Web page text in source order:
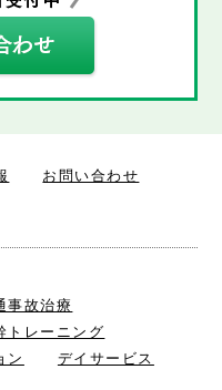
お問い合わせ
事故治療
トレーニング
ン デイサービス